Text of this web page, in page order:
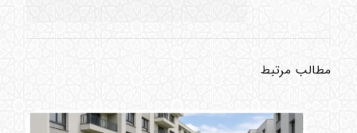
مطالب مرتبط